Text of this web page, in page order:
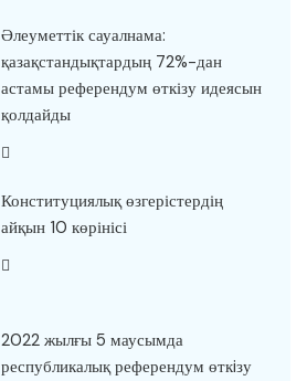
Әлеуметтік сауалнама:
қазақстандықтардың 72%-дан
астамы референдум өткізу идеясын
қолдайды
Конституциялық өзгерістердің
айқын 10 көрінісі
2022 жылғы 5 маусымда
республикалық референдум өткiзу